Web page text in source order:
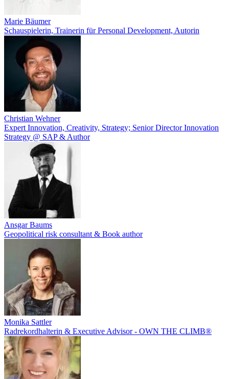
Marie Bäumer
Schauspielerin, Trainerin für Personal Development, Autorin
Christian Wehner
Expert Innovation, Creativity, Strategy; Senior Director Innovation
Strategy @ SAP & Author
Ansgar Baums
Geopolitical risk consultant & Book author
Monika Sattler
Radrekordhalterin & Executive Advisor - OWN THE CLIMB®